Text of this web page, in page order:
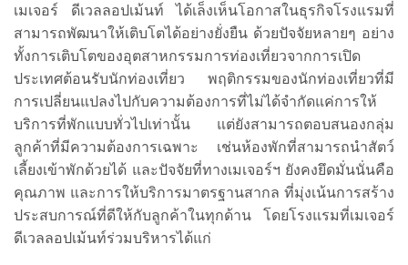
เมเจอร์ ดีเวลลอปเม้นท์ ได้เล็งเห็นโอกาสในธุรกิจโรงแรมที่
สามารถพัฒนาให้เติบโตได้อย่างยั่งยืน ด้วยปัจจัยหลายๆ อย่าง
ทั้งการเติบโตของอุตสาหกรรมการท่องเที่ยวจากการเปิด
ประเทศต้อนรับนักท่องเที่ยว พฤติกรรมของนักท่องเที่ยวที่มี
การเปลี่ยนแปลงไปกับความต้องการที่ไม่ได้จำกัดแค่การให้
บริการที่พักแบบทั่วไปเท่านั้น แต่ยังสามารถตอบสนองกลุ่ม
ลูกค้าที่มีความต้องการเฉพาะ เช่นห้องพักที่สามารถนำสัตว์
เลี้ยงเข้าพักด้วยได้ และปัจจัยที่ทางเมเจอร์ฯ ยังคงยึดมั่นนั่นคือ
คุณภาพ และการให้บริการมาตรฐานสากล ที่มุ่งเน้นการสร้าง
ประสบการณ์ที่ดีให้กับลูกค้าในทุกด้าน โดยโรงแรมที่เมเจอร์
ดีเวลลอปเม้นท์ร่วมบริหารได้แก่